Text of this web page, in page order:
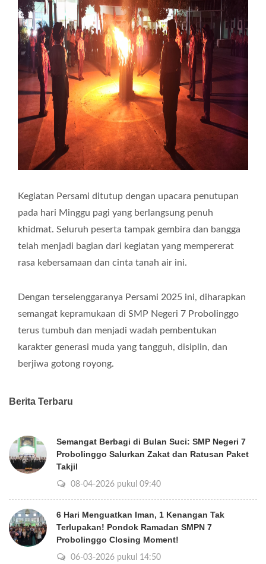
Kegiatan Persami ditutup dengan upacara penutupan
pada hari Minggu pagi yang berlangsung penuh
khidmat. Seluruh peserta tampak gembira dan bangga
telah menjadi bagian dari kegiatan yang mempererat
rasa kebersamaan dan cinta tanah air ini.
Dengan terselenggaranya Persami 2025 ini, diharapkan
semangat kepramukaan di SMP Negeri 7 Probolinggo
terus tumbuh dan menjadi wadah pembentukan
karakter generasi muda yang tangguh, disiplin, dan
berjiwa gotong royong.
Berita Terbaru
Semangat Berbagi di Bulan Suci: SMP Negeri 7
Probolinggo Salurkan Zakat dan Ratusan Paket
Takjil
08-04-2026 pukul 09:40
6 Hari Menguatkan Iman, 1 Kenangan Tak
Terlupakan! Pondok Ramadan SMPN 7
Probolinggo Closing Moment!
06-03-2026 pukul 14:50